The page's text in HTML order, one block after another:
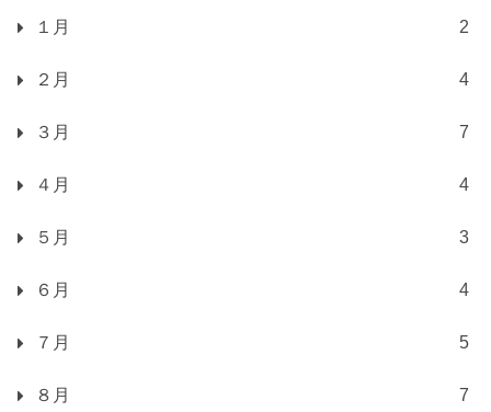
１月 2
２月 4
３月 7
４月 4
５月 3
６月 4
７月 5
８月 7